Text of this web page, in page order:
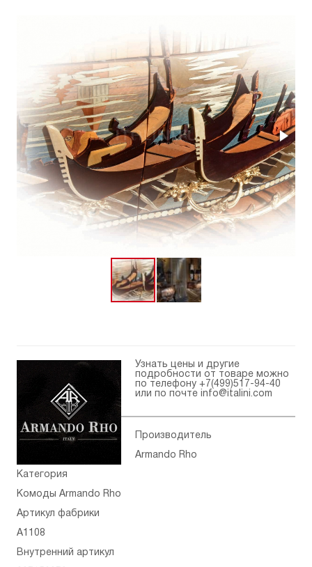
Узнать цены и другие
подробности от товаре можно
по телефону +7(499)517-94-40
или по почте
info@italini.com
Производитель
Armando Rho
Категория
Комоды Armando Rho
Артикул фабрики
A1108
Внутренний артикул